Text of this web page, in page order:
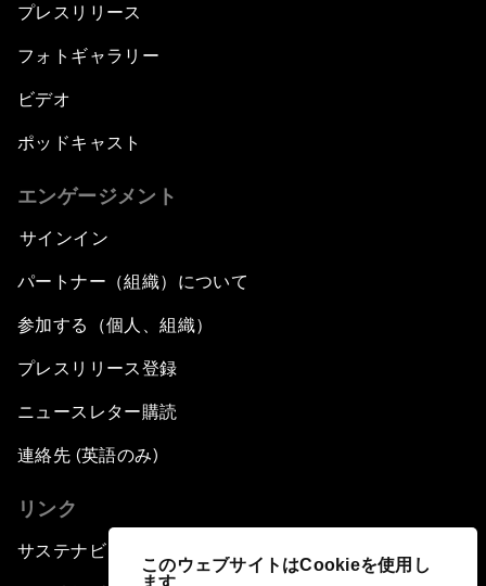
このウェブサイトはCookieを使用し
ます
プレスリリース
フォトギャラリー
ビデオ
ポッドキャスト
エンゲージメント
サインイン
パートナー（組織）について
参加する（個人、組織）
プレスリリース登録
ニュースレター購読
連絡先 (英語のみ)
リンク
サステナビリティへの取り組み